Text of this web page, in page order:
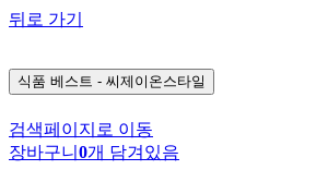
뒤로 가기
식품 베스트 - 씨제이온스타일
검색페이지로 이동
장바구니 0개 담겨있음